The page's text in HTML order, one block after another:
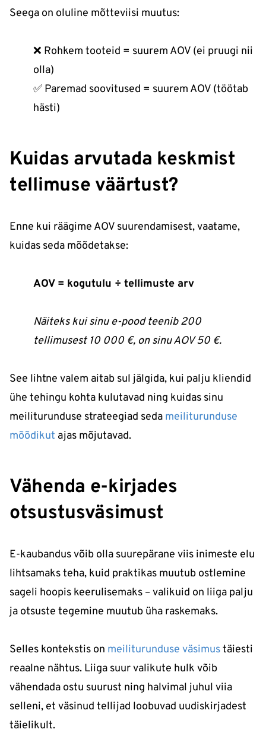
Seega on oluline mõtteviisi muutus:
❌ Rohkem tooteid = suurem AOV (ei pruugi nii
olla)
✅ Paremad soovitused = suurem AOV (töötab
hästi)
Kuidas arvutada keskmist
tellimuse väärtust?
Enne kui räägime AOV suurendamisest, vaatame,
kuidas seda mõõdetakse:
AOV = kogutulu ÷ tellimuste arv
Näiteks kui sinu e-pood teenib 200
tellimusest 10 000 €, on sinu AOV 50 €.
See lihtne valem aitab sul jälgida, kui palju kliendid
ühe tehingu kohta kulutavad ning kuidas sinu
meiliturunduse strateegiad seda meiliturunduse
mõõdikut ajas mõjutavad.
Vähenda e-kirjades
otsustusväsimust
E-kaubandus võib olla suurepärane viis inimeste elu
lihtsamaks teha, kuid praktikas muutub ostlemine
sageli hoopis keerulisemaks – valikuid on liiga palju
ja otsuste tegemine muutub üha raskemaks.
Selles kontekstis on meiliturunduse väsimustäiesti
reaalne nähtus. Liiga suur valikute hulk võib
vähendada ostu suurust ning halvimal juhul viia
selleni, et väsinud tellijad loobuvad uudiskirjadest
täielikult.